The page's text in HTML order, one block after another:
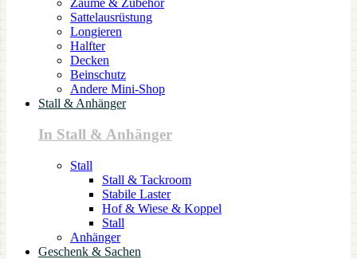
Zäume & Zubehör
Sattelausrüstung
Longieren
Halfter
Decken
Beinschutz
Andere Mini-Shop
Stall & Anhänger
In Stall & Anhänger
Stall
Stall & Tackroom
Stabile Laster
Hof & Wiese & Koppel
Stall
Anhänger
Geschenk & Sachen